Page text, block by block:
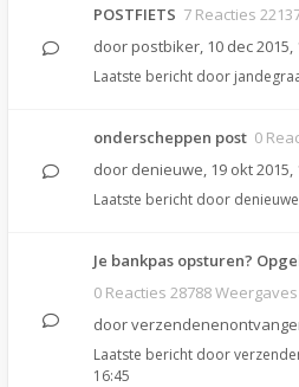
POSTFIETS 7 Reacties
door postbiker, 10 dec 2015,
Laatste bericht door
onderscheppen post 0
door denieuwe, 19 okt 2015,
Laatste bericht door denieuwe
Je bankpas opsturen?
0 Reacties 28788 Weergaves
door
Laatste bericht door
16:45